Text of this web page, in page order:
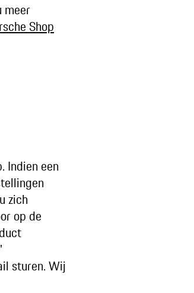
meer
Shop
Indien een
zich
op de
sturen. Wij